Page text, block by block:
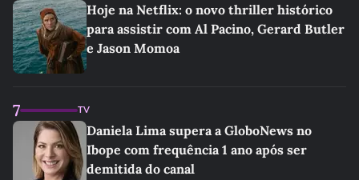
Hoje na Netflix: o novo thriller histórico
para assistir com Al Pacino, Gerard Butler
e Jason Momoa
7 TV
Daniela Lima supera a GloboNews no
Ibope com frequência 1 ano após ser
demitida do canal